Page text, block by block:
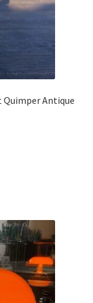
Quimper Antique